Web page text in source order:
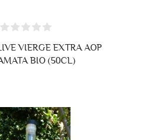
VIERGE EXTRA AOP
BIO (50CL)